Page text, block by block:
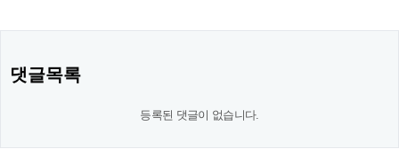
댓글목록
등록된 댓글이 없습니다.